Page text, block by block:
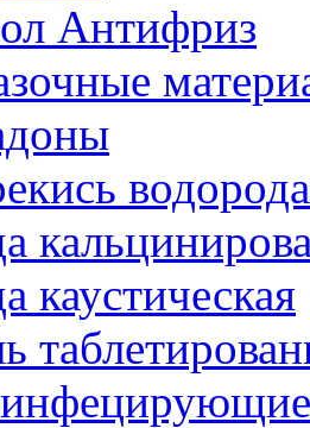
Антифриз
водорода
каустическая